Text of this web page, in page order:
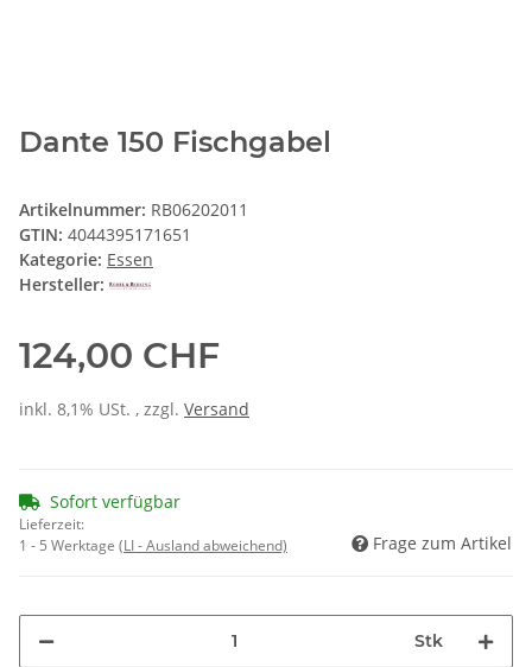
Dante 150 Fischgabel
Artikelnummer: RB06202011
GTIN: 4044395171651
Kategorie: Essen
Hersteller:
124,00 CHF
inkl. 8,1% USt. , zzgl. Versand
Sofort verfügbar
Lieferzeit:
1 - 5 Werktage (LI - Ausland abweichend) Frage zum Artikel
Stk